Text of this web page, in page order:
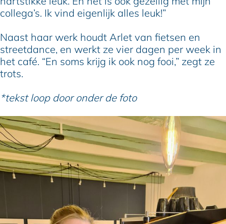
collega’s. Ik vind eigenlijk alles leuk!”
Naast haar werk houdt Arlet van fietsen en
streetdance, en werkt ze vier dagen per week in
het café. “En soms krijg ik ook nog fooi,” zegt ze
trots.
*tekst loop door onder de foto